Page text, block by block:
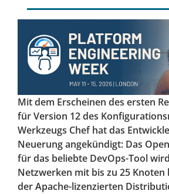
Mit dem Erscheinen des ersten
für Version 12 des
Werkzeugs Chef hat das
Neuerung angekündigt: Das
für das beliebte DevOps-Tool
Netzwerken mit bis zu 25
der Apache-lizenzierten